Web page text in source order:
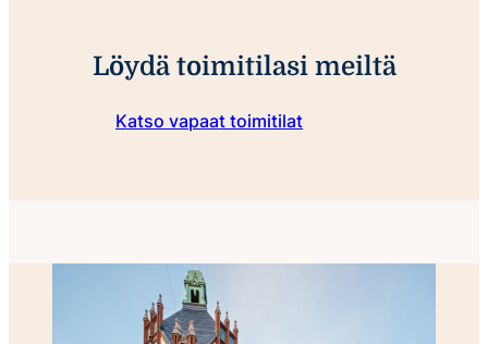
Löydä toimitilasi meiltä
Katso vapaat toimitilat